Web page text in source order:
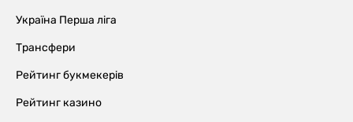
Україна Перша ліга
Трансфери
Рейтинг букмекерів
Рейтинг казино